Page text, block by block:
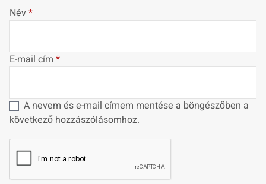
Név*
E-mail cím *
A nevem és e-mail címem mentése a böngészőben a
következő hozzászólásomhoz.